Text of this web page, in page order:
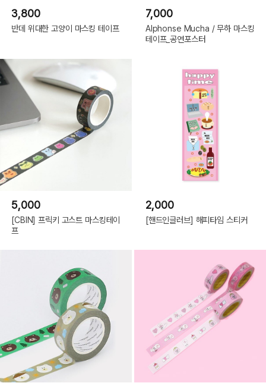
3,800
반데 위대한 고양이 마스킹 테이프
7,000
Alphonse Mucha / 무하 마스킹
테이프_공연포스터
5,000
[CBIN] 프릭키 고스트 마스킹테이
프
2,000
[핸드인글러브] 해피타임 스티커